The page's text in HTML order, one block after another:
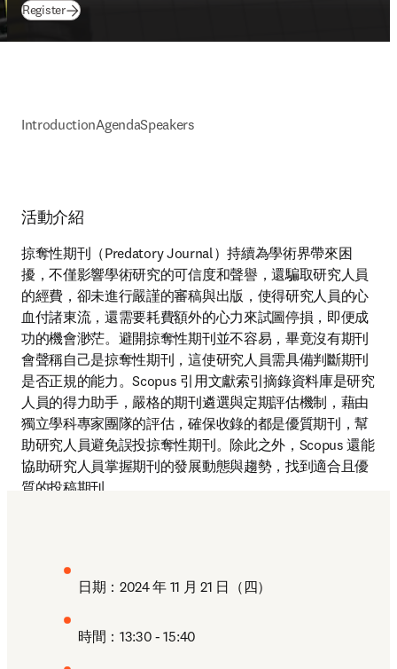
Register(opens in new tab/window
IntroductionAgendaSpeakers
活動介紹
掠奪性期刊（Predatory Journal）持續為學術界帶來困
擾，不僅影響學術研究的可信度和聲譽，還騙取研究人員
的經費，卻未進行嚴謹的審稿與出版，使得研究人員的心
血付諸東流，還需要耗費額外的心力來試圖停損，即便成
功的機會渺茫。避開掠奪性期刊並不容易，畢竟沒有期刊
會聲稱自己是掠奪性期刊，這使研究人員需具備判斷期刊
是否正規的能力。Scopus 引用文獻索引摘錄資料庫是研究
人員的得力助手，嚴格的期刊遴選與定期評估機制，藉由
獨立學科專家團隊的評估，確保收錄的都是優質期刊，幫
助研究人員避免誤投掠奪性期刊。除此之外，Scopus 還能
協助研究人員掌握期刊的發展動態與趨勢，找到適合且優
質的投稿期刊。
日期：2024 年 11 月 21 日（四）
時間：13:30 - 15:40